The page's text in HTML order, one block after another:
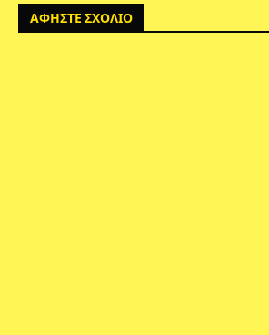
ΑΦΗΣΤΕ ΣΧΟΛΙΟ